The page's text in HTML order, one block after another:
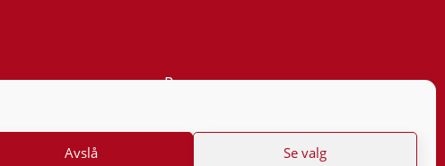
Avslå Se valg
Personvern